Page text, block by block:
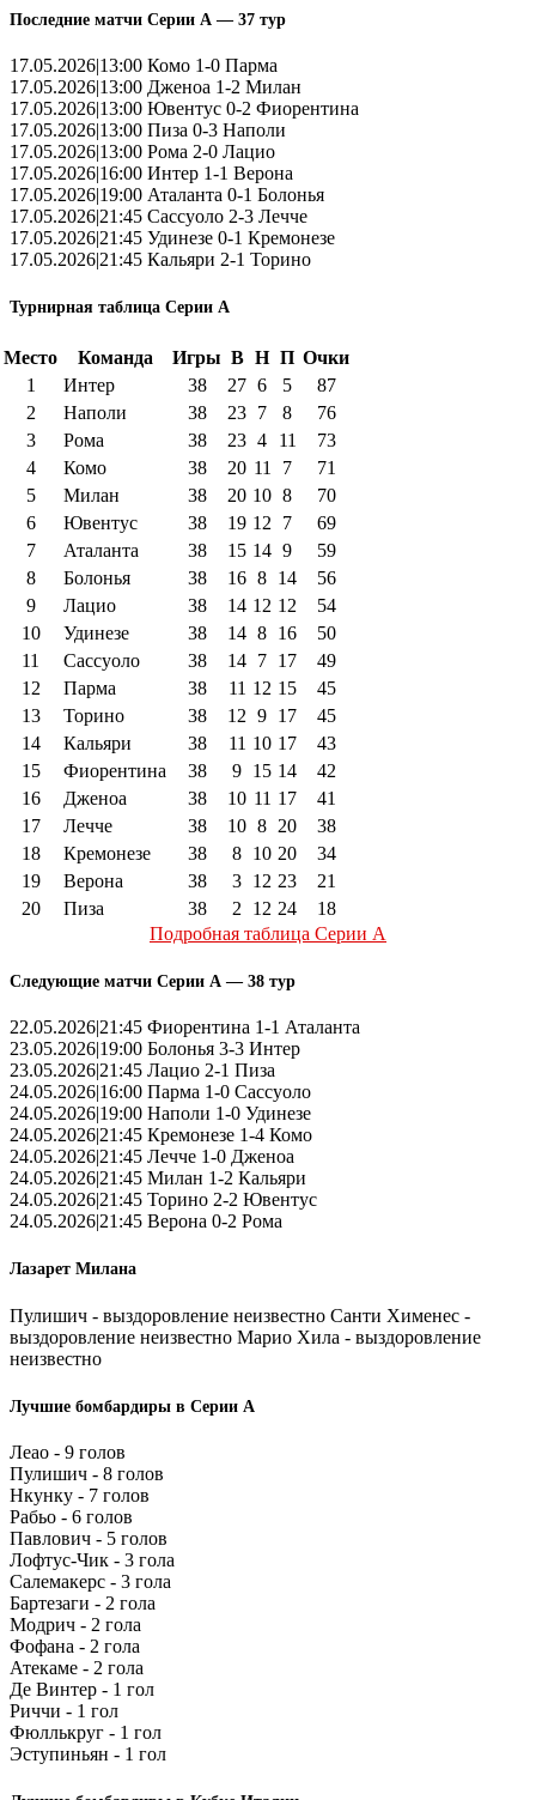
Последние матчи Серии А — 37 тур
17.05.2026|13:00 Комо 1-0 Парма
17.05.2026|13:00 Дженоа 1-2 Милан
17.05.2026|13:00 Ювентус 0-2 Фиорентина
17.05.2026|13:00 Пиза 0-3 Наполи
17.05.2026|13:00 Рома 2-0 Лацио
17.05.2026|16:00 Интер 1-1 Верона
17.05.2026|19:00 Аталанта 0-1 Болонья
17.05.2026|21:45 Сассуоло 2-3 Лечче
17.05.2026|21:45 Удинезе 0-1 Кремонезе
17.05.2026|21:45 Кальяри 2-1 Торино
Турнирная таблица Серии А
Место Команда Игры В Н П Очки
1
Интер 38 27 6 5
87
2
Наполи 38 23 7 8
76
3
Рома 38 23 4 11
73
4
Комо 38 20 11 7
71
5
Милан 38 20 10 8
70
6
Ювентус 38 19 12 7
69
7
Аталанта 38 15 14 9
59
8
Болонья 38 16 8 14
56
9
Лацио 38 14 12 12
54
10
Удинезе 38 14 8 16
50
11
Сассуоло 38 14 7 17
49
12
Парма 38 11 12 15
45
13
Торино 38 12 9 17
45
14
Кальяри 38 11 10 17
43
15
Фиорентина 38 9 15 14
42
16
Дженоа 38 10 11 17
41
17
Лечче 38 10 8 20
38
18
Кремонезе 38 8 10 20
34
19
Верона 38 3 12 23
21
20
Пиза 38 2 12 24
18
Подробная таблица Серии А
Следующие матчи Серии А — 38 тур
22.05.2026|21:45 Фиорентина 1-1 Аталанта
23.05.2026|19:00 Болонья 3-3 Интер
23.05.2026|21:45 Лацио 2-1 Пиза
24.05.2026|16:00 Парма 1-0 Сассуоло
24.05.2026|19:00 Наполи 1-0 Удинезе
24.05.2026|21:45 Кремонезе 1-4 Комо
24.05.2026|21:45 Лечче 1-0 Дженоа
24.05.2026|21:45 Милан 1-2 Кальяри
24.05.2026|21:45 Торино 2-2 Ювентус
24.05.2026|21:45 Верона 0-2 Рома
Лазарет Милана
Пулишич - выздоровление неизвестно Санти Хименес -
выздоровление неизвестно Марио Хила - выздоровление
неизвестно
Лучшие бомбардиры в Серии А
Леао - 9 голов
Пулишич - 8 голов
Нкунку - 7 голов
Рабьо - 6 голов
Павлович - 5 голов
Лофтус-Чик - 3 гола
Салемакерс - 3 гола
Бартезаги - 2 гола
Модрич - 2 гола
Фофана - 2 гола
Атекаме - 2 гола
Де Винтер - 1 гол
Риччи - 1 гол
Фюллькруг - 1 гол
Эступиньян - 1 гол